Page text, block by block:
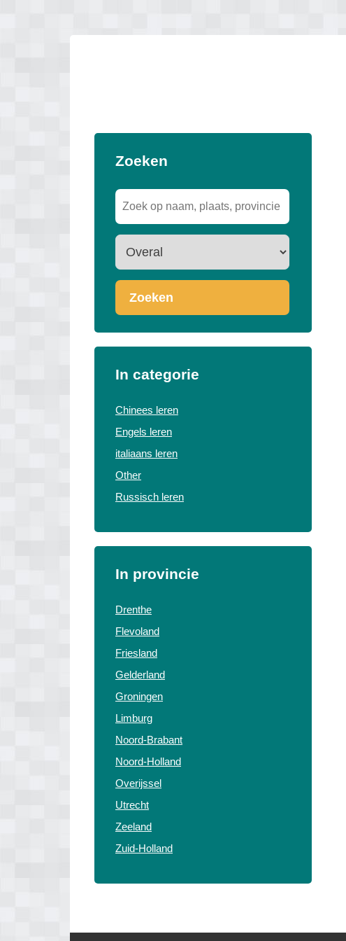
Zoeken
Zoeken
In categorie
Chinees leren
Engels leren
italiaans leren
Other
Russisch leren
In provincie
Drenthe
Flevoland
Friesland
Gelderland
Groningen
Limburg
Noord-Brabant
Noord-Holland
Overijssel
Utrecht
Zeeland
Zuid-Holland